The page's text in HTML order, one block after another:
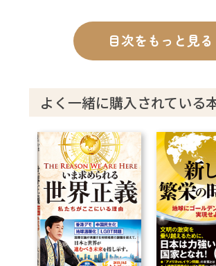
あとがき
目次をもっと見る
よく一緒に購入されている